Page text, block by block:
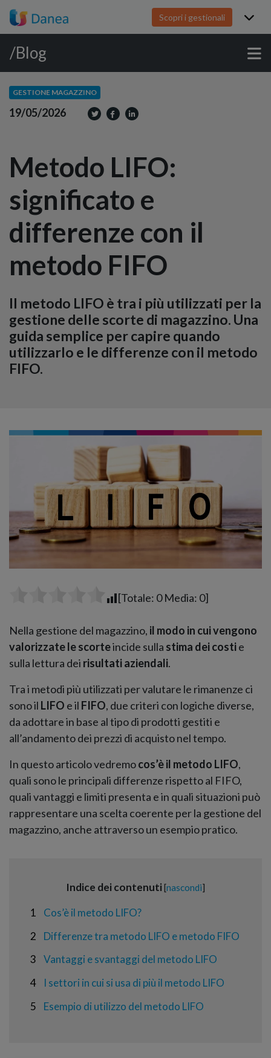
Scopri i gestionali
/Blog
GESTIONE MAGAZZINO
19/05/2026
Metodo LIFO:
significato e
differenze con il
metodo FIFO
Il metodo LIFO è tra i più utilizzati per la
gestione delle scorte di magazzino. Una
guida semplice per capire quando
utilizzarlo e le differenze con il metodo
FIFO.
[Totale: 0Media: 0]
Nella gestione del magazzino, il modo in cui vengono
valorizzate le scorteincide sulla stima dei costie
sulla lettura dei risultati aziendali.
Tra i metodi più utilizzati per valutare le rimanenze ci
sono il LIFO e il FIFO, due criteri con logiche diverse,
da adottare in base al tipo di prodotti gestiti e
all’andamento dei prezzi di acquisto nel tempo.
In questo articolo vedremocos’è il metodo LIFO,
quali sono le principali differenze rispetto al FIFO,
quali vantaggi e limiti presenta e in quali situazioni può
rappresentare una scelta coerente per la gestione del
magazzino, anche attraverso un esempio pratico.
Indice dei contenuti [nascondi]
1
Cos’è il metodo LIFO?
2
Differenze tra metodo LIFO e metodo FIFO
3
Vantaggi e svantaggi del metodo LIFO
4
I settori in cui si usa di più il metodo LIFO
5
Esempio di utilizzo del metodo LIFO